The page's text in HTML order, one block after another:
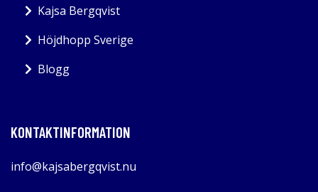
Kajsa Bergqvist
Höjdhopp Sverige
Blogg
KONTAKTINFORMATION
info@kajsabergqvist.nu